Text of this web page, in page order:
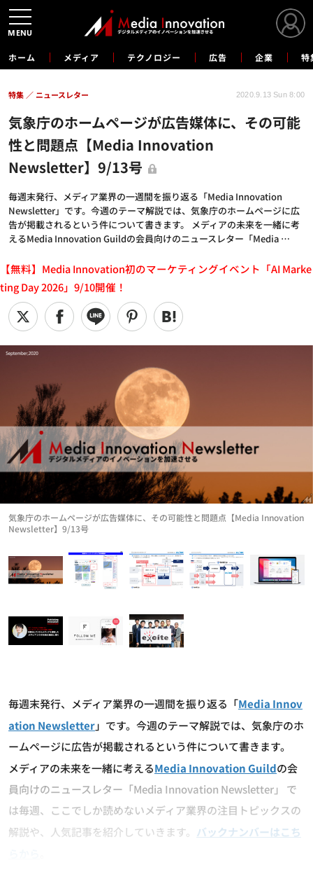
ホーム メディア テクノロジー 広告 企業 特
気象庁のホームページが広告媒体に、その可能
性と問題点【Media Innovation
Newsletter】9/13号
毎週末発行、メディア業界の一週間を振り返る「Media Innovation
Newsletter」です。今週のテーマ解説では、気象庁のホームページに広
告が掲載されるという件について書きます。 メディアの未来を一緒に考
えるMedia Innovation Guildの会員向けのニュースレター「Media …
特集 ニュースレター 2020.9.13 Sun 8:00
【無料】Media Innovation初のマーケティングイベント「AI Marke
ting Day 2026」9/10開催！
気象庁のホームページが広告媒体に、その可能性と問題点【Media Innovation
Newsletter】9/13号
毎週末発行、メディア業界の一週間を振り返る「Media Innov
ation Newsletter」です。今週のテーマ解説では、気象庁のホ
ームページに広告が掲載されるという件について書きます。
メディアの未来を一緒に考えるMedia Innovation Guildの会
員向けのニュースレター「Media Innovation Newsletter」 で
は毎週、ここでしか読めないメディア業界の注目トピックスの
解説や、人気記事を紹介していきます。 バックナンバーはこち
MENU